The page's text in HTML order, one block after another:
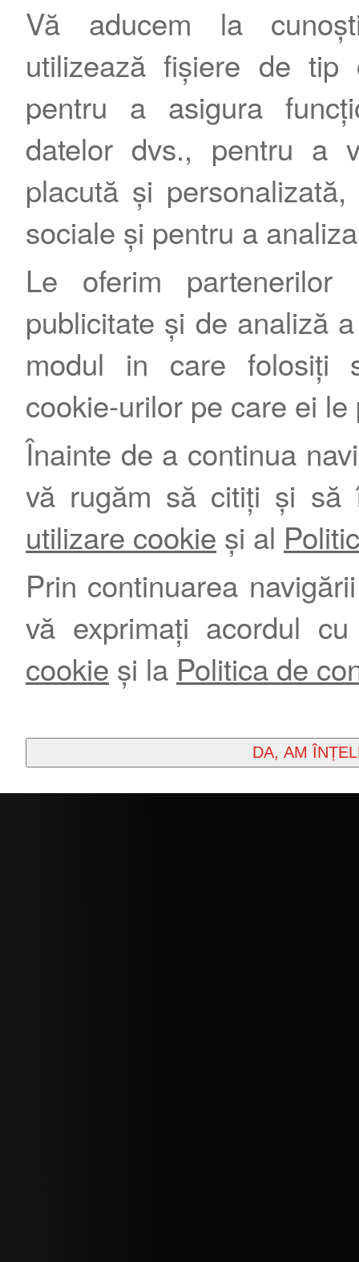
Vă aducem la
utilizează fișiere de tip
pentru a asigura
datelor dvs., pentru a
placută și
sociale și pentru a
Le oferim
publicitate și de analiză
modul in care folosiți
cookie-urilor pe care ei le
Înainte de a continua
vă rugăm să citiți și să
utilizare cookie și al
Prin continuarea
vă exprimați acordul
cookie și la Politica de